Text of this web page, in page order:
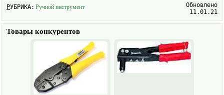
РУБРИКА: Ручной инструмент
Обновлено
11.01.21
Товары конкурентов